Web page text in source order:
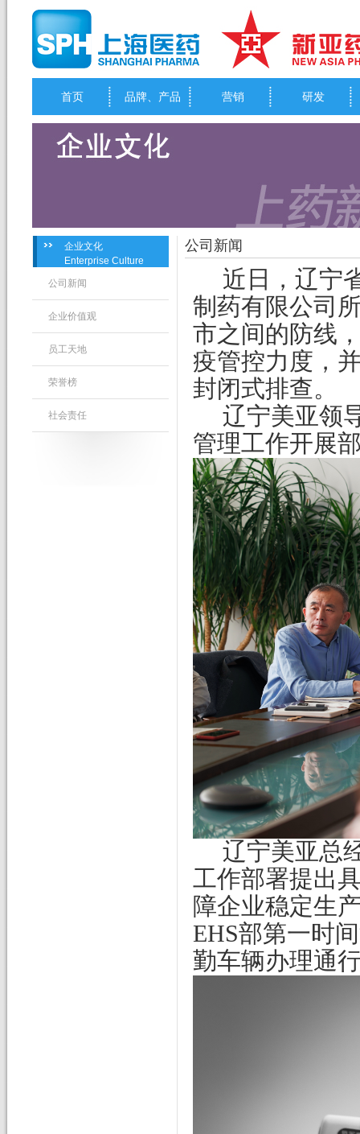
首页 品牌、产品 营销 研发
企业文化
Enterprise Culture
公司新闻
企业价值观
员工天地
荣誉榜
社会责任
公司新闻
近日，辽宁
制药有限公司
市之间的防线
疫管控力度，
封闭式排查。
辽宁美亚领
管理工作开展
辽宁美亚总
工作部署提出
障企业稳定生
EHS部第一时
勤车辆办理通